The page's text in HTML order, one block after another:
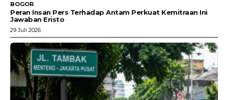
BOGOR
Peran Insan Pers Terhadap Antam Perkuat Kemitraan Ini
Jawaban Eristo
29 Juli 2026